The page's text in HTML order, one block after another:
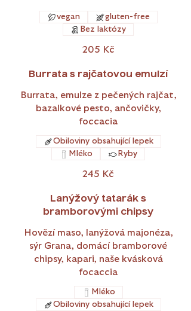
205 Kč
vegan
gluten-free
Bez laktózy
Burrata s rajčatovou emulzí
Burrata, emulze z pečených rajčat,
bazalkové pesto, ančovičky,
foccacia
245 Kč
Obiloviny obsahující lepek
Mléko
Ryby
Lanýžový tatarák s
bramborovými chipsy
Hovězí maso, lanýžová majonéza,
sýr Grana, domácí bramborové
chipsy, kapari, naše kvásková
focaccia
Mléko
Obiloviny obsahující lepek